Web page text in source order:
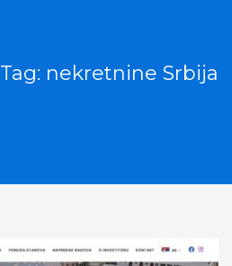
Tag: nekretnine Srbija